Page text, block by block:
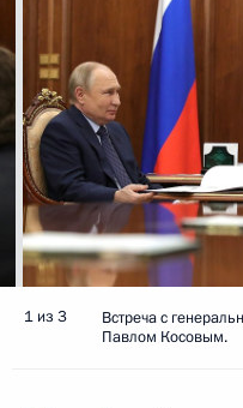
1 из 3
Встреча с
Павлом Косовым.